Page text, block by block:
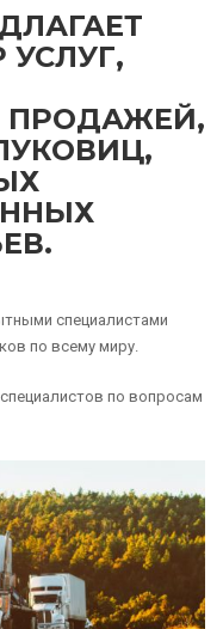
ПРОДАЖЕЙ,
специалистами
по всему миру.
по вопросам